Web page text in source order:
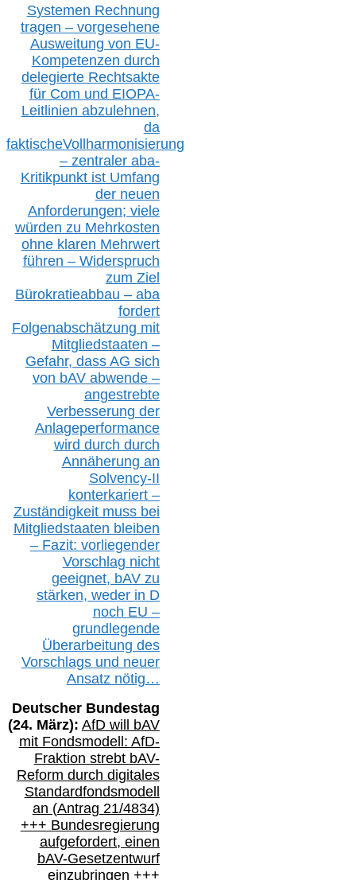
Systemen Rechnung
tragen – vorgesehene
Ausweitung von EU-
Kompetenzen durch
delegierte Rechtsakte
für Com und EIOPA-
Leitlinien abzulehnen,
da
faktischeVollharmonisierung
– zentraler aba-
Kritikpunkt ist Umfang
der neuen
Anforderungen; viele
würden zu Mehrkosten
ohne klaren Mehrwert
führen – Widerspruch
zum Ziel
Bürokratieabbau – aba
fordert
Folgenabschätzung mit
Mitgliedstaaten –
Gefahr, dass AG sich
von bAV abwende –
angestrebte
Verbesserung der
Anlageperformance
wird durch durch
Annäherung an
Solvency-II
konterkariert –
Zuständigkeit muss bei
Mitgliedstaaten bleiben
– Fazit: vorliegender
Vorschlag nicht
geeignet, bAVzu
stärken, weder in D
noch EU –
grundlegende
Überarbeitung des
Vorschlags und neuer
Ansatz nötig…
Deutscher Bundestag
(24. März): AfD will bAV
mit Fondsmodell: AfD-
Fraktion strebt bAV-
Reform durch digitales
Standardfondsmodell
an (Antrag 21/4834)
+++ Bundesregierung
aufgefordert, einen
bAV-Gesetzentwurf
einzubringen +++